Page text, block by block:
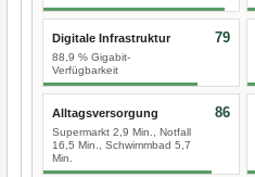
Digitale Infrastruktur
88,9 % Gigabit-
Verfügbarkeit
79
Alltagsversorgung
Supermarkt 2,9 Min., Notfall
16,5 Min., Schwimmbad 5,7
Min.
86